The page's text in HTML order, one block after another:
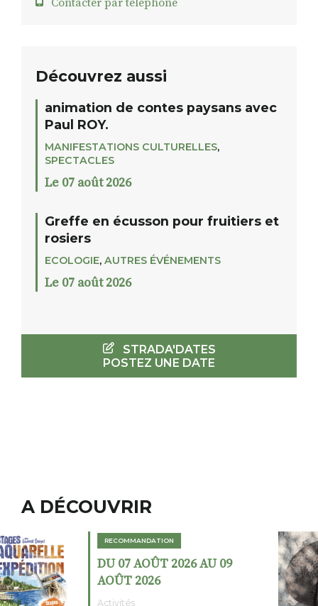
Contacter par téléphone
Découvrez aussi
animation de contes paysans avec
Paul ROY.
MANIFESTATIONS CULTURELLES,
SPECTACLES
Le 07 août 2026
Greffe en écusson pour fruitiers et
rosiers
ECOLOGIE, AUTRES ÉVÉNEMENTS
Le 07 août 2026
STRADA'DATES
POSTEZ UNE DATE
A DÉCOUVRIR
RECOMMANDATION
DU 02 AOÛT 2026 AU 23
AOÛT 2026
Expositions